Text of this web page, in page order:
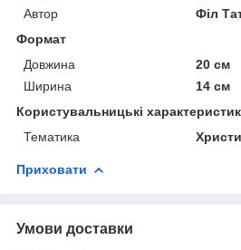
Автор
Філ
Формат
Довжина
20 см
Ширина
14 см
Користувальницькі
Тематика
Приховати
Умови доставки